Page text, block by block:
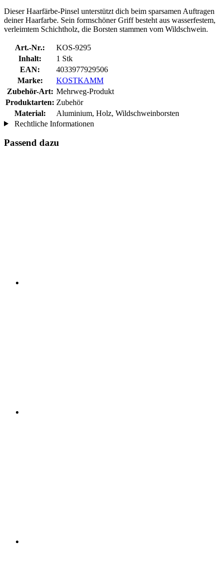
Dieser Haarfärbe-Pinsel unterstützt dich beim sparsamen Auftragen
deiner Haarfarbe. Sein formschöner Griff besteht aus wasserfestem,
verleimtem Schichtholz, die Borsten stammen vom Wildschwein.
Art.-Nr.:
KOS-9295
Inhalt:
1 Stk
EAN:
4033977929506
Marke:
KOSTKAMM
Zubehör-Art: Mehrweg-Produkt
Produktarten: Zubehör
Material:
Aluminium, Holz, Wildschweinborsten
Rechtliche Informationen
Passend dazu